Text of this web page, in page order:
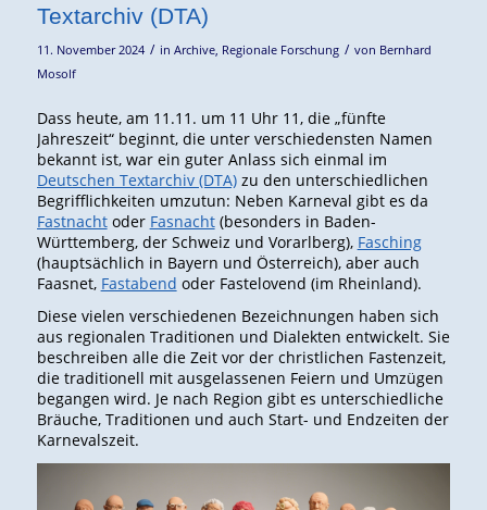
Textarchiv (DTA)
11. November 2024 / in Archive, Regionale Forschung / von Bernhard
Mosolf
Dass heute, am 11.11. um 11 Uhr 11, die „fünfte
Jahreszeit“ beginnt, die unter verschiedensten Namen
bekannt ist, war ein guter Anlass sich einmal im
Deutschen Textarchiv (DTA)zu den unterschiedlichen
Begrifflichkeiten umzutun: Neben Karneval gibt es da
Fastnachtoder Fasnacht(besonders in Baden-
Württemberg, der Schweiz und Vorarlberg), Fasching
(hauptsächlich in Bayern und Österreich), aber auch
Faasnet, Fastabend oder Fastelovend (im Rheinland).
Diese vielen verschiedenen Bezeichnungen haben sich
aus regionalen Traditionen und Dialekten entwickelt. Sie
beschreiben alle die Zeit vor der christlichen Fastenzeit,
die traditionell mit ausgelassenen Feiern und Umzügen
begangen wird. Je nach Region gibt es unterschiedliche
Bräuche, Traditionen und auch Start- und Endzeiten der
Karnevalszeit.